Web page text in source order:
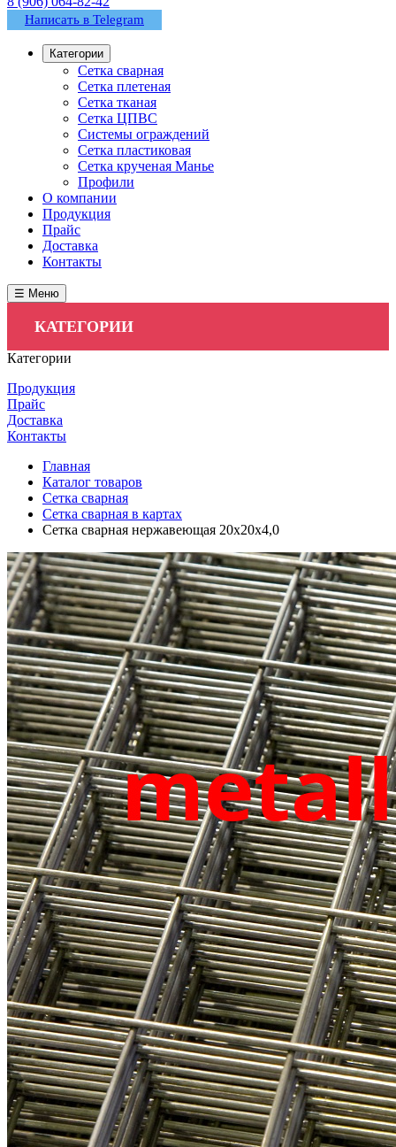
Написать в Telegram
Категории
Сетка сварная
Сетка плетеная
Сетка тканая
Сетка ЦПВС
Системы ограждений
Сетка пластиковая
Сетка крученая Манье
Профили
О компании
Продукция
Прайс
Доставка
Контакты
☰ Меню
КАТЕГОРИИ
Категории
Продукция
Прайс
Доставка
Контакты
Главная
Каталог товаров
Сетка сварная
Сетка сварная в картах
Сетка сварная нержавеющая 20х20х4,0